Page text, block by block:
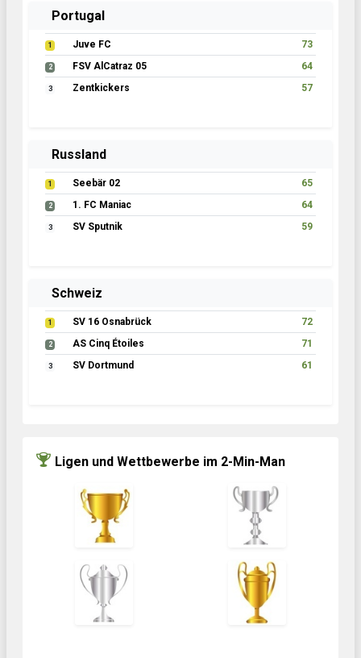
Portugal
1 Juve FC 73
2 FSV AlCatraz 05 64
3 Zentkickers 57
Russland
1 Seebär 02 65
2 1. FC Maniac 64
3 SV Sputnik 59
Schweiz
1 SV 16 Osnabrück 72
2 AS Cinq Étoiles 71
3 SV Dortmund 61
Ligen und Wettbewerbe im 2-Min-Man